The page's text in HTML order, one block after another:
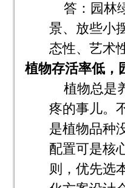
答：园林
景、放些小
态性、艺术
植物存活率低，
植物总是
疼的事儿。
是植物品种
配置可是核
则，优先选